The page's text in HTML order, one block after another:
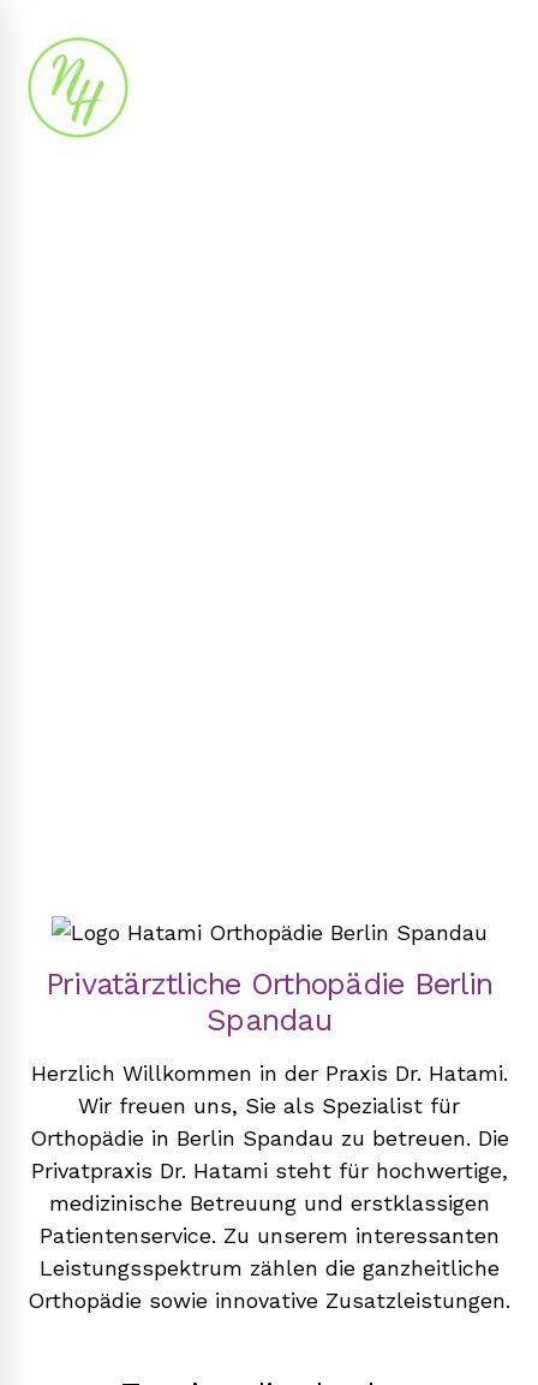
Privatärztliche Orthopädie Berlin
Spandau
Herzlich Willkommen in der Praxis Dr. Hatami.
Wir freuen uns, Sie als Spezialist für
Orthopädie in Berlin Spandau zu betreuen. Die
Privatpraxis Dr. Hatami steht für hochwertige,
medizinische Betreuung und erstklassigen
Patientenservice. Zu unserem interessanten
Leistungsspektrum zählen die ganzheitliche
Orthopädie sowie innovative Zusatzleistungen.